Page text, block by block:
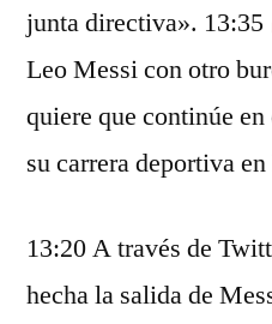
junta directiva». 13:35
Leo Messi con otro
quiere que continúe
su carrera deportiva
13:20 A través de
hecha la salida de